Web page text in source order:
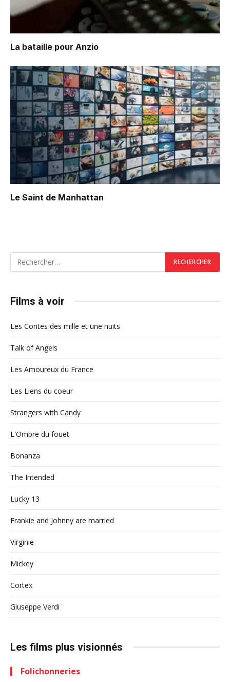
La bataille pour Anzio
Le Saint de Manhattan
Films à voir
Les Contes des mille et une nuits
Talk of Angels
Les Amoureux du France
Les Liens du coeur
Strangers with Candy
L'Ombre du fouet
Bonanza
The Intended
Lucky 13
Frankie and Johnny are married
Virginie
Mickey
Cortex
Giuseppe Verdi
Les films plus visionnés
Folichonneries